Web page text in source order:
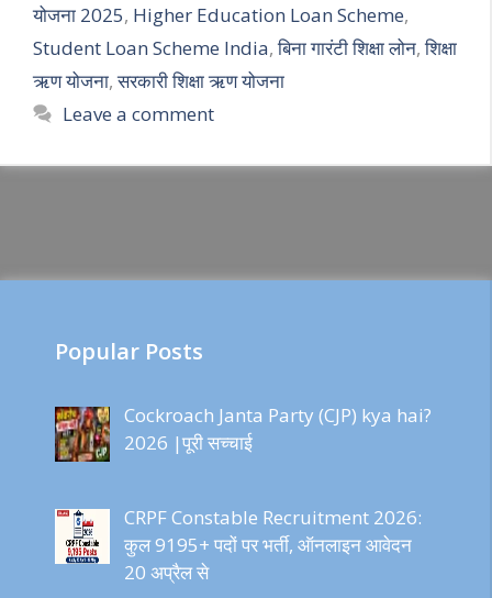
योजना 2025, Higher Education Loan Scheme,
Student Loan Scheme India,बिना गारंटी शिक्षा लोन,शिक्षा
ऋण योजना,सरकारी शिक्षा ऋण योजना
Leave a comment
Popular Posts
Cockroach Janta Party (CJP) kya hai?
2026 |पूरी सच्चाई
CRPF Constable Recruitment 2026:
कुल 9195+ पदों पर भर्ती, ऑनलाइन आवेदन
20 अप्रैल से